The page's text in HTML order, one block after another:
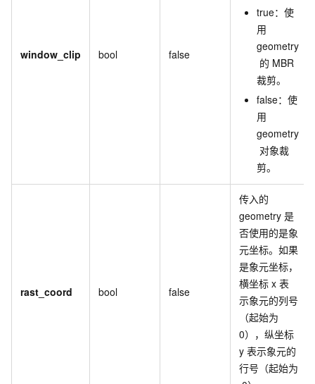
window_clip bool false
true：使
用
geometry
的 MBR
裁剪。
false：使
用
geometry
对象裁
剪。
rast_coord bool false
传入的
geometry 是
否使用的是象
元坐标。如果
是象元坐标，
横坐标 x 表
示象元的列号
（起始为
0），纵坐标
y 表示象元的
行号（起始为